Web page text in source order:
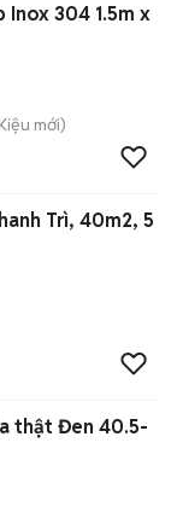
Inox 304 1.5m x
mới)
Trì, 40m2, 5
thật Đen 40.5-